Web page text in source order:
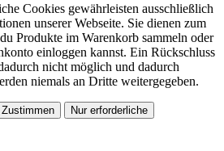
Cookies gewährleisten ausschließlich
unserer Webseite. Sie dienen zum
Produkte im Warenkorb sammeln oder
einloggen kannst. Ein Rückschluss
nicht möglich und dadurch
niemals an Dritte weitergegeben.
Zustimmen Nur erforderliche